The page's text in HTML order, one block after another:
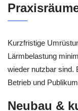
Kurzfristige
Lärmbelastung
wieder nutzbar sind.
Betrieb und
Neubau &